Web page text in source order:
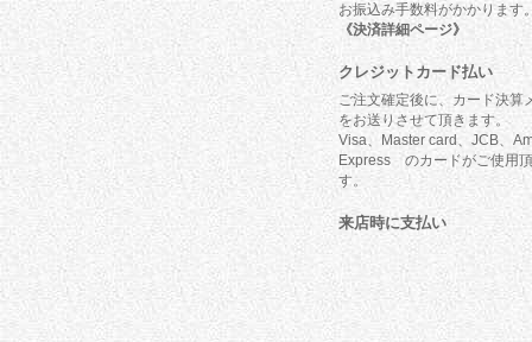
お振込み手数料がかかります
《決済詳細ページ》
クレジットカード払い
ご注文確定後に、カード決算
をお送りさせて頂きます。
Visa、Master card、JCB、
Express のカードがご使用
す。
来店時に支払い